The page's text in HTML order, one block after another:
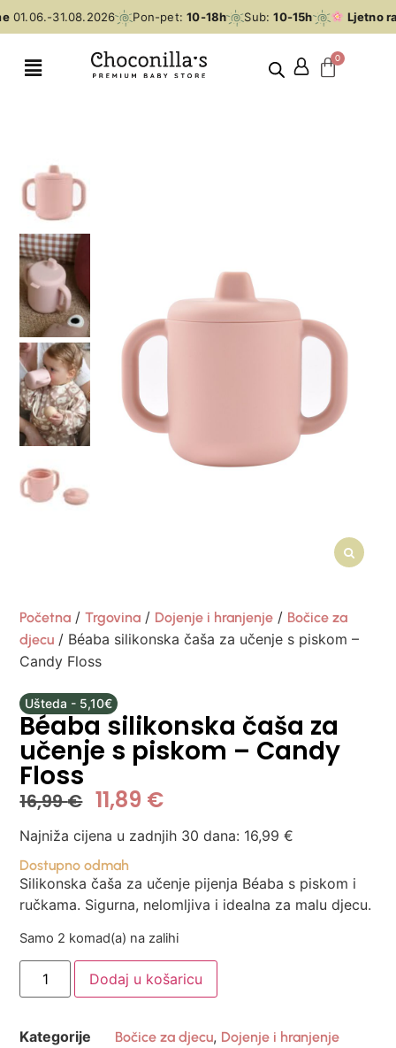
01.06.-31.08.2026 Pon-pet:10-18h Sub:10-15h Ljetno
Početna /Trgovina / Dojenje i hranjenje / Bočice za
djecu / Béaba silikonska čaša za učenje s piskom –
Candy Floss
Ušteda - 5,10€
Béaba silikonska čaša za
učenje s piskom – Candy
Floss
16,99€ 11,89 €
Najniža cijena u zadnjih 30 dana: 16,99€
Dostupno odmah
Silikonska čaša za učenje pijenja Béaba s piskom i
ručkama. Sigurna, nelomljiva i idealna za malu djecu.
Samo 2 komad(a) na zalihi
Dodaj u košaricu
Kategorije Bočice za djecu, Dojenje i hranjenje